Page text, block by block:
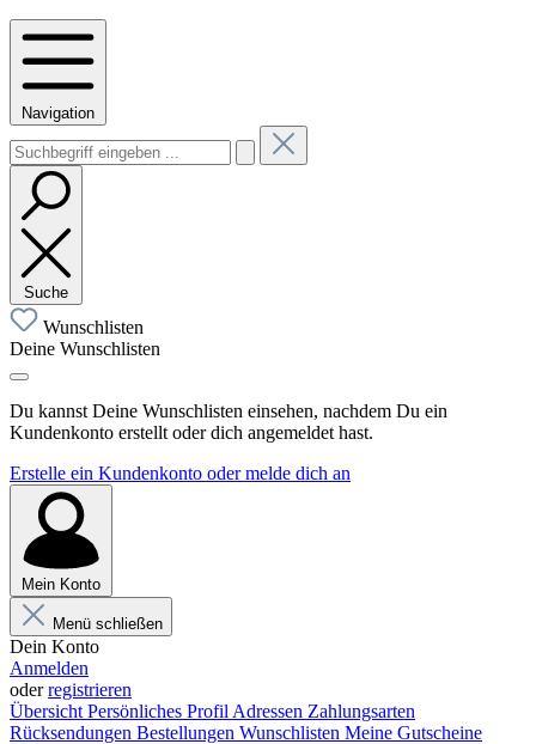
Navigation
Suche
Wunschlisten
Deine Wunschlisten
Du kannst Deine Wunschlisten einsehen, nachdem Du ein
Kundenkonto erstellt oder dich angemeldet hast.
Erstelle ein Kundenkonto oder melde dich an
Mein Konto
Menü schließen
Dein Konto
Anmelden
oderregistrieren
Übersicht Persönliches Profil Adressen Zahlungsarten
Rücksendungen Bestellungen Wunschlisten Meine Gutscheine